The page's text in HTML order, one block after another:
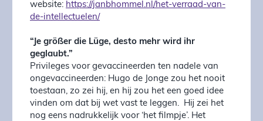
website: https://janbhommel.nl/het-verraad-van-
de-intellectuelen/
“Je größer die Lüge, desto mehr wird ihr
geglaubt.”
Privileges voor gevaccineerden ten nadele van
ongevaccineerden: Hugo de Jonge zou het nooit
toestaan, zo zei hij, en hij zou het een goed idee
vinden om dat bij wet vast te leggen. Hij zei het
nog eens nadrukkelijk voor ‘het filmpje’. Het